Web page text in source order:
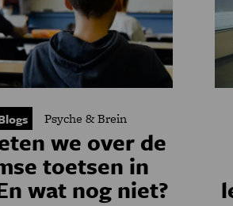
Psyche & Brein
we over de
toetsen in
wat nog niet?